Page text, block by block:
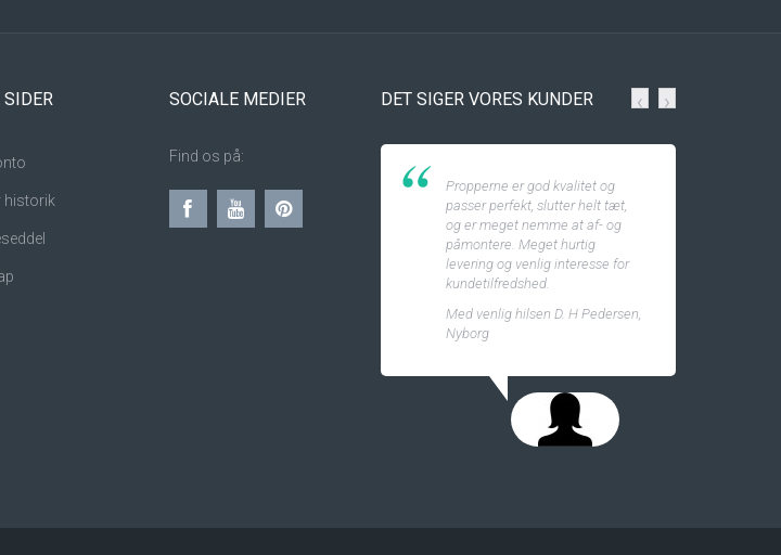
historik
SOCIALE MEDIER
Find os på:
DET SIGER VORES KUNDER
Propperne er god kvalitet og
passer perfekt, slutter helt tæt,
og er meget nemme at af- og
påmontere. Meget hurtig
levering og venlig interesse for
kundetilfredshed.
Med venlig hilsen D. H Pedersen,
Nyborg
‹ ›